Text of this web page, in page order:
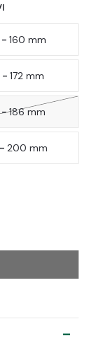
- 160 mm
-172 mm
-186 mm
-200 mm